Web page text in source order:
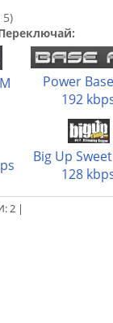
5)
Power
192
Big Up
128
2 |